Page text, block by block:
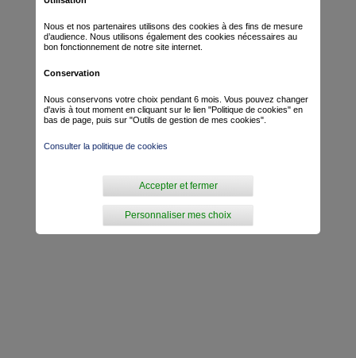
Nous et nos partenaires utilisons des cookies à des fins de mesure
d’audience. Nous utilisons également des cookies nécessaires au
bon fonctionnement de notre site internet.
Conservation
Nous conservons votre choix pendant 6 mois. Vous pouvez changer
d'avis à tout moment en cliquant sur le lien "Politique de cookies" en
bas de page, puis sur "Outils de gestion de mes cookies".
Consulter la politique de cookies
Personnaliser mes choix
Accepter et fermer